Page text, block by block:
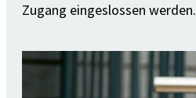
Zugang eingeslossen werden.